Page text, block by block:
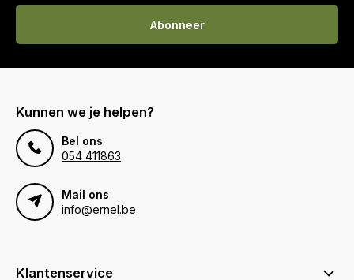
Abonneer
Kunnen we je helpen?
Bel ons
054 411863
Mail ons
info@ernel.be
Klantenservice